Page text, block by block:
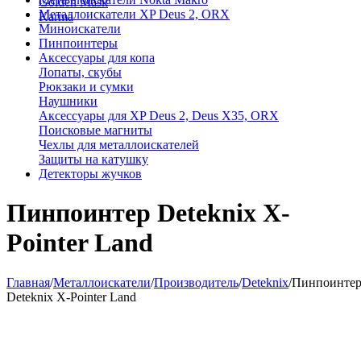
Karma
Металлоискатели XP Deus 2, ORX
Миноискатели
Пинпоинтеры
Аксессуары для копа
Лопаты, скубы
Рюкзаки и сумки
Наушники
Аксессуары для XP Deus 2, Deus X35, ORX
Поисковые магниты
Чехлы для металлоискателей
Защиты на катушку
Детекторы жучков
Пинпоинтер Deteknix X-
Pointer Land
Главная/Металлоискатели/Производитель/Deteknix/Пинпоинтер
Deteknix X-Pointer Land